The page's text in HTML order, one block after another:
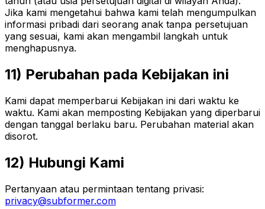
Jika kami mengetahui bahwa kami telah mengumpulkan
informasi pribadi dari seorang anak tanpa persetujuan
yang sesuai, kami akan mengambil langkah untuk
menghapusnya.
11) Perubahan pada Kebijakan ini
Kami dapat memperbarui Kebijakan ini dari waktu ke
waktu. Kami akan memposting Kebijakan yang diperbarui
dengan tanggal berlaku baru. Perubahan material akan
disorot.
12) Hubungi Kami
Pertanyaan atau permintaan tentang privasi:
privacy@subformer.com